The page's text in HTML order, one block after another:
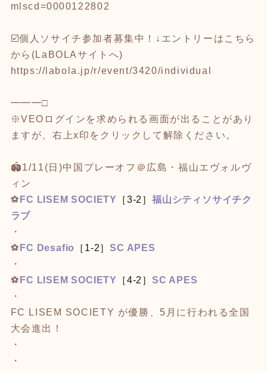
mlscd=0000122802
☑️個人ソサイチ参加者募集中！↓エントリーはこちら
から(LaBOLAサイトへ)
https://labola.jp/r/event/3420/individual
━━━□
※VEOログインを求められる画面が出ることがあり
ますが、右上x印をクリックして解除ください。
🏟️1/11(日)中国プレーオフ＠広島・福山エヴォルヴ
ィン
⚽️ FC LISEM SOCIETY ［3-2］ 福山シティソサイチク
ラブ
・
⚽️ FC Desafio ［1-2］SC APES
・
⚽️ FC LISEM SOCIETY ［4-2］ SC APES
・
FC LISEM SOCIETY が優勝、5月に行われる全国
大会進出！
・
・